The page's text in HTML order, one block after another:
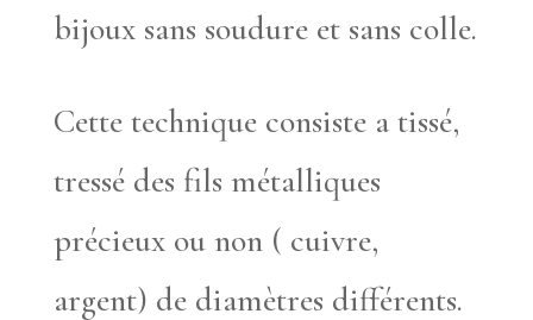
bijoux sans soudure et sans colle.
Cette technique consiste a tissé,
tressé des fils métalliques
précieux ou non ( cuivre,
argent) de diamètres différents.